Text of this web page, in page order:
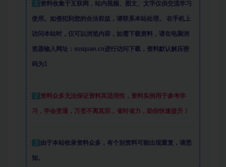
1 资料收集于互联网 ， 站内视频、图文、文字仅供交流学习
使用。如侵犯到您的合法权益，请联系本站处理。 在手机上
访问本站时，仅可以浏览内容，如需下载资料，请在电脑浏
览器输入网址：sosquan.cn进行访问下载， 资料默认解压密
码为1
2 资料众多无法保证资料其适用性，资料实例 用于参考学
习，学会变通，万变不离其宗，省时省力，助你快速提升！
3 由于本站收录资料众多，有个别资料可能出现重复，请悉
知。